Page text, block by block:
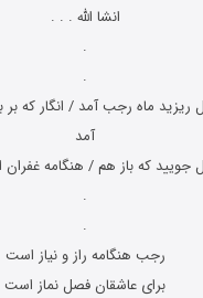
انشا الله . . .
.
.
ریزید ماه رجب آمد / انگار که
آمد
جویید که باز هم / هنگامه
.
.
رجب هنگامه راز و نیاز است
برای عاشقان فصل نماز است